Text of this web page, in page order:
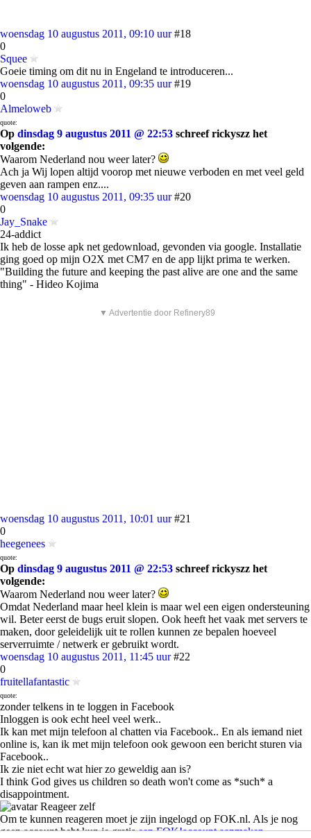
woensdag 10 augustus 2011, 09:10 uur #18
0
Squee
Goeie timing om dit nu in Engeland te introduceren...
woensdag 10 augustus 2011, 09:35 uur #19
0
Almeloweb
quote:
Op dinsdag 9 augustus 2011 @ 22:53 schreef rickyszz het
volgende:
Waarom Nederland nou weer later?
Ach ja Wij lopen altijd voorop met nieuwe verboden en met veel geld
geven aan rampen enz....
woensdag 10 augustus 2011, 09:35 uur #20
0
Jay_Snake
24-addict
Ik heb de losse apk net gedownload, gevonden via google. Installatie
ging goed op mijn O2X met CM7 en de app lijkt prima te werken.
"Building the future and keeping the past alive are one and the same
thing" - Hideo Kojima
▼ Advertentie door Refinery89
woensdag 10 augustus 2011, 10:01 uur #21
0
heegenees
quote:
Op dinsdag 9 augustus 2011 @ 22:53 schreef rickyszz het
volgende:
Waarom Nederland nou weer later?
Omdat Nederland maar heel klein is maar wel een eigen ondersteuning
wil. Beter eerst de bugs eruit slopen. Ook heeft het vaak met servers te
maken, door geleidelijk uit te rollen kunnen ze bepalen hoeveel
serverruimte / netwerk er gebruikt wordt.
woensdag 10 augustus 2011, 11:45 uur #22
0
fruitellafantastic
quote:
zonder telkens in te loggen in Facebook
Inloggen is ook echt heel veel werk..
Ik kan met mijn telefoon al chatten via Facebook.. En als iemand niet
online is, kan ik met mijn telefoon ook gewoon een bericht sturen via
Facebook..
Ik zie niet echt wat hier zo geweldig aan is?
I think God gives us children so death won't come as *such* a
disappointment.
Reageer zelf
Om te kunnen reageren moet je zijn ingelogd op FOK.nl. Als je nog
geen account hebt kun je gratiseen FOK!account aanmaken